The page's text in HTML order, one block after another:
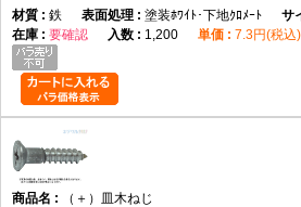
鉄
塗装ﾎﾜｲﾄ･下地ｸﾛﾒｰﾄ
要確認
1,200 7.3円(税込)
（＋）皿木ねじ